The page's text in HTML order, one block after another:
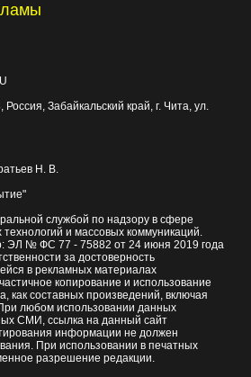
, Россия, Забайкальский край, г. Чита, ул.
Н. В.
службой по надзору в сфере
и массовых коммуникаций.
ЭЛ № ФС 77 - 75882 от 24 июня 2019 года
за достоверность
в рекламных материалах
копирование и использование
как составных произведений, включая
любом использовании данных
СМИ, ссылка на данный сайт
информации не должен
При использовании в печатных
разрешение редакции.